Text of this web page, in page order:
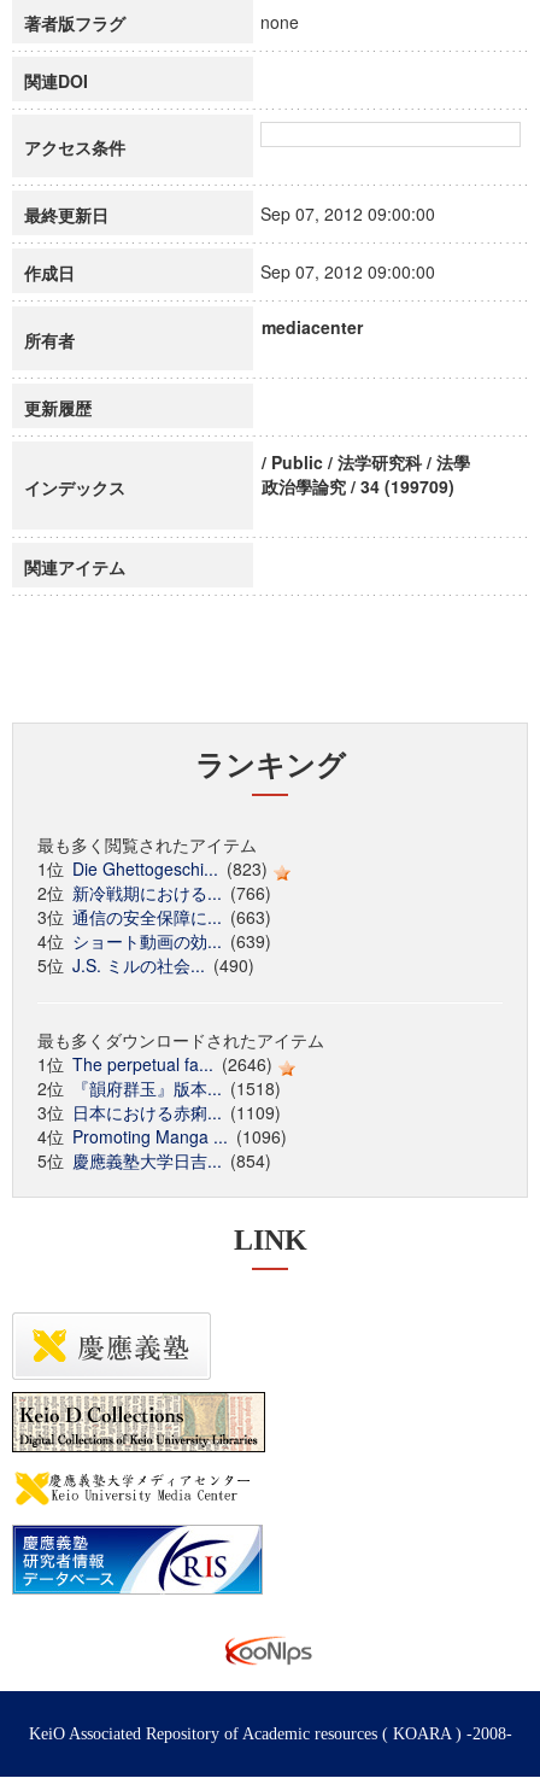
著者版フラグ none
関連DOI
アクセス条件
最終更新日 Sep 07, 2012 09:00:00
作成日 Sep 07, 2012 09:00:00
所有者
mediacenter
更新履歴
インデックス
/ Public / 法学研究科 / 法學
政治學論究 / 34 (199709)
関連アイテム
ランキング
最も多く閲覧されたアイテム
1位 Die Ghettogeschi... (823)
2位 新冷戦期における... (766)
3位 通信の安全保障に... (663)
4位 ショート動画の効... (639)
5位 J.S. ミルの社会... (490)
最も多くダウンロードされたアイテム
1位 The perpetual fa... (2646)
2位
『韻府群玉』版本... (1518)
3位 日本における赤痢... (1109)
4位 Promoting Manga ... (1096)
5位 慶應義塾大学日吉... (854)
LINK
KeiO Associated Repository of Academic resources ( KOARA ) -2008-